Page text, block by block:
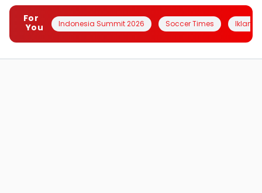
For
You
Indonesia Summit 2026 Soccer Times Iklanin